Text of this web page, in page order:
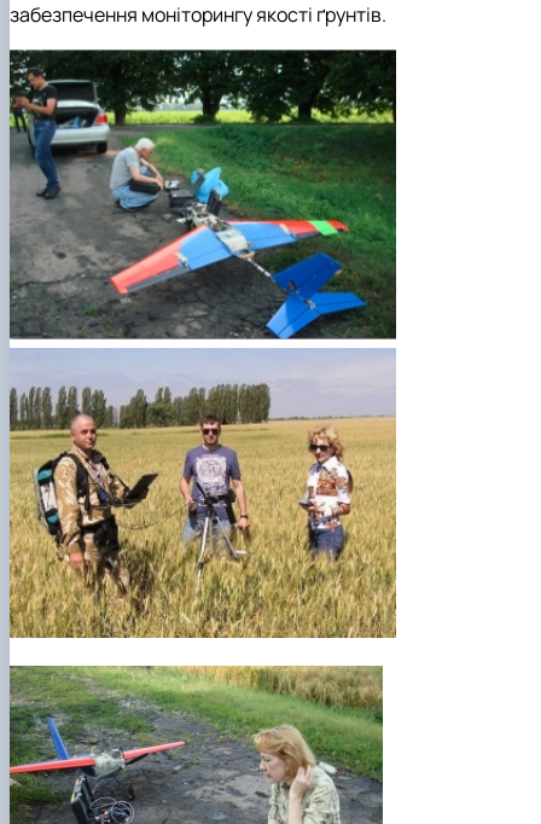
забезпечення моніторингу якості ґрунтів.